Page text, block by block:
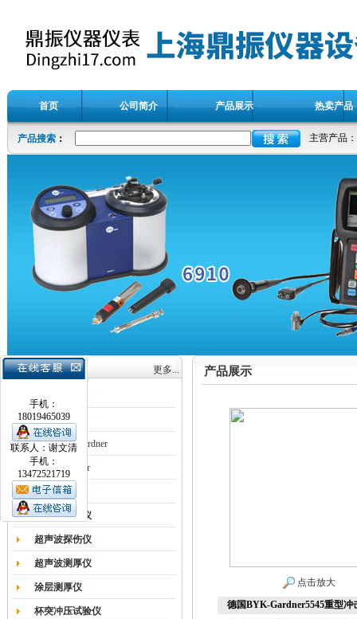
首页 公司简介 产品展示 热卖产品
产品搜索： 主营产品：
手机：
18019465039
联系人：谢文清
手机：
13472521719
产品目录 更多...
德国Erichsen
德国BYK-Gardner
英国Elcometer
耐磨试验机
色差仪光泽仪
超声波探伤仪
超声波测厚仪
涂层测厚仪
杯突冲压试验仪
产品展示
点击放大
德国BYK-Gardner5545重型冲